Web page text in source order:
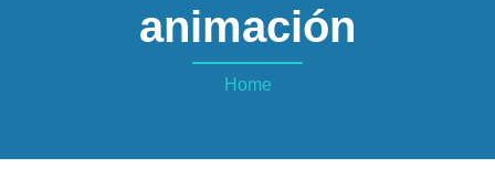
animación
Home